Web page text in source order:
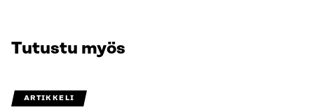
Tutustu myös
ARTIKKELI